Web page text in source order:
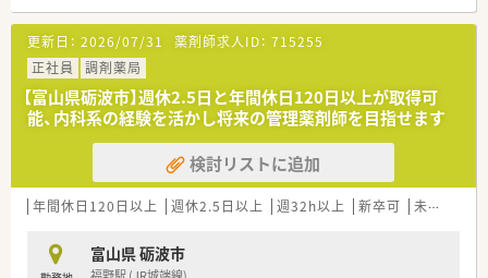
【こんな取り組みをしています】
■最新の調剤機器を積極的に導入し、対物業務の効率化を図るこ
とで対人業務に注力できる環境を作っています
■地域住民の方々に愛される薬局を目指し、健康サポート機能の
強化や在宅業務への対応を進めています
■女性が長く活躍できる職場づくりを推進しており、産休や育休
の取得と復帰を全面的に支援しています
【こんな方にオススメ】
■年間休日が多く残業が少ない環境で、ワークライフバランスを
■安定した経営基盤を持つ大手グループ企業で、福利厚生の整っ
た環境で長く安心して勤めたい方にお勧めです
更新日： 2026/07/31 薬剤師求人ID： 715255
正社員
調剤薬局
【富山県砺波市】週休2.5日と年間休日120日以上が取得可
能、内科系の経験を活かし将来の管理薬剤師を目指せます
検討リストに追加
年間休日120日以上 週休2.5日以上 週32h以上 新卒可 未経験可
富山県 砺波市